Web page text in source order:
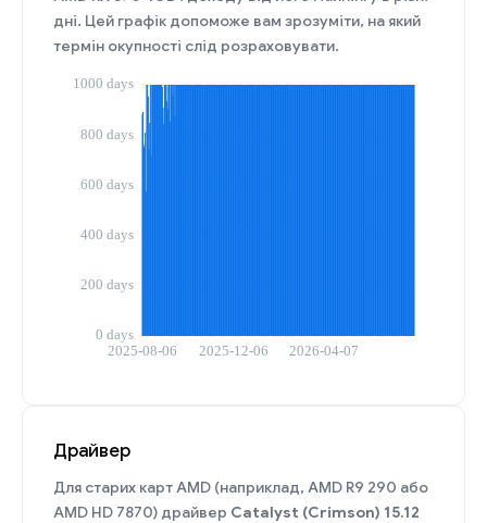
дні. Цей графік допоможе вам зрозуміти, на який
термін окупності слід розраховувати.
Драйвер
Для старих карт AMD (наприклад, AMD R9 290 або
AMD HD 7870) драйвер Catalyst (Crimson) 15.12